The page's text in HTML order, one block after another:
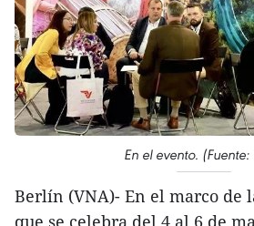
En el evento. (Fuente:
Berlín (VNA)- En el marco de